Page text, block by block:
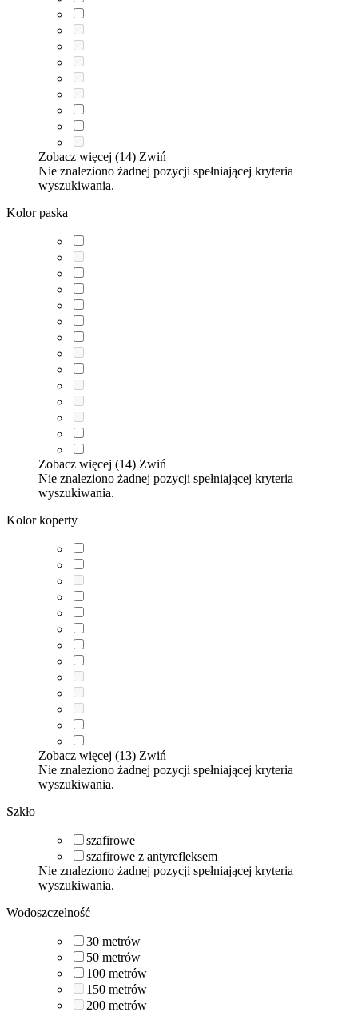
Zobacz więcej (14) Zwiń
Nie znaleziono żadnej pozycji spełniającej kryteria
wyszukiwania.
Kolor paska
Zobacz więcej (14) Zwiń
Nie znaleziono żadnej pozycji spełniającej kryteria
wyszukiwania.
Kolor koperty
Zobacz więcej (13) Zwiń
Nie znaleziono żadnej pozycji spełniającej kryteria
wyszukiwania.
Szkło
szafirowe
szafirowe z antyrefleksem
Nie znaleziono żadnej pozycji spełniającej kryteria
wyszukiwania.
Wodoszczelność
30 metrów
50 metrów
100 metrów
150 metrów
200 metrów